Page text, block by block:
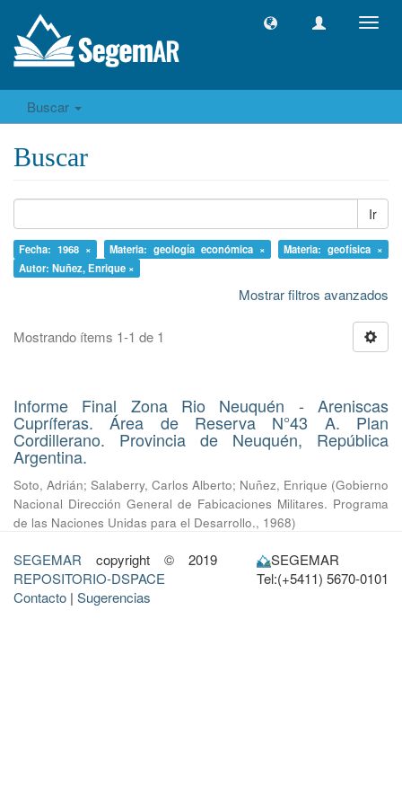
Buscar
Buscar
Ir
Fecha: 1968 × Materia: geología económica ×
Materia: geofísica ×
Autor: Nuñez, Enrique ×
Mostrar filtros avanzados
Mostrando ítems 1-1 de 1
Informe Final Zona Rio Neuquén - Areniscas
Cupríferas. Área de Reserva N°43 A. Plan
Cordillerano. Provincia de Neuquén, República
Argentina.
Soto, Adrián; Salaberry, Carlos Alberto; Nuñez, Enrique (Gobierno
Nacional Dirección General de Fabicaciones Militares. Programa
de las Naciones Unidas para el Desarrollo., 1968)
SEGEMAR copyright © 2019
REPOSITORIO-DSPACE
Contacto | Sugerencias
SEGEMAR
Tel:(+5411) 5670-0101